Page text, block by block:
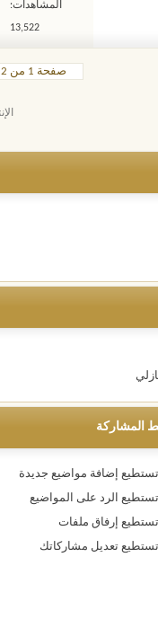
المشاهدات:
13,522
صفحة 1 من 122
المشاركة
تستطيع إضافة مواضيع جديدة
تستطيع الرد على المواضيع
تستطيع إرفاق ملفات
تستطيع تعديل مشاركاتك